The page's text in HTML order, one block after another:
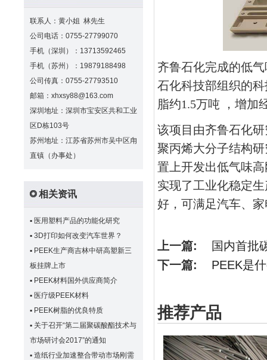
联系人：黄小姐 林先生
公司电话：0755-27799070
手机（深圳）：13713592465
手机（苏州）：19879188498
公司传真：0755-27793510
邮箱：xhxsy88@163.com
深圳地址：深圳市宝安区共和工业
区D栋103号
苏州地址：江苏省苏州市吴中区甪
直镇（办事处）
相关资讯
▪ 医用塑料产品的功能化研究
▪ 3D打印如何改变汽车世界？
▪ PEEK生产商吉林中研高塑新三
板挂牌上市
▪ PEEK材料国外供应商简介
▪ 医疗级PEEK材料
▪ PEEK树脂的优良特质
▪ 关于召开“第二届聚碳酸酯技术与
市场研讨会2017”的通知
▪ 造纸行业加速整合带动市场刚需
齐鲁石化完成的低
石化科技部组织的
脂约1.5万吨
，增加
该项目由齐鲁石化
聚丙烯大分子结构
置上开发出低气味
实现了工业化稳定
好，可满足汽车、
上一篇: 国内首批
下一篇: PEEK是
推荐产品